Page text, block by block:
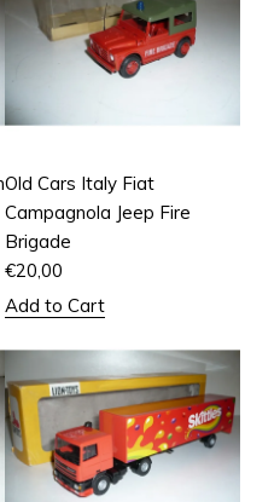
Old Cars Italy Fiat
Campagnola Jeep Fire
Brigade
€20,00
Add to Cart